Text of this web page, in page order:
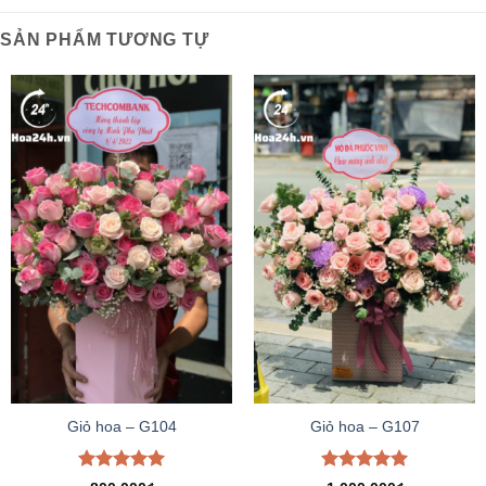
SẢN PHẨM TƯƠNG TỰ
Giỏ hoa – G104 Giỏ hoa – G107